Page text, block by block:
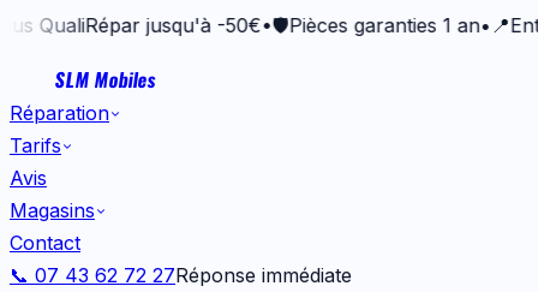
jusqu'à -50€•🛡️Pièces garanties 1 an• 📍
SLM Mobiles
Réparation
Tarifs
Avis
Magasins
Contact
📞 07 43 62 72 27Réponse immédiate